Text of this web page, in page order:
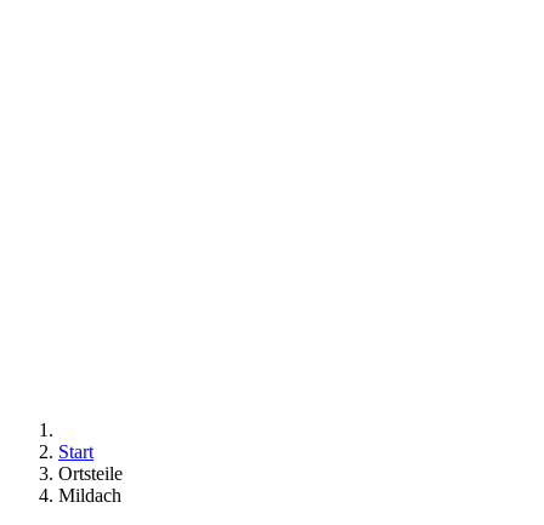
Start
Ortsteile
Mildach